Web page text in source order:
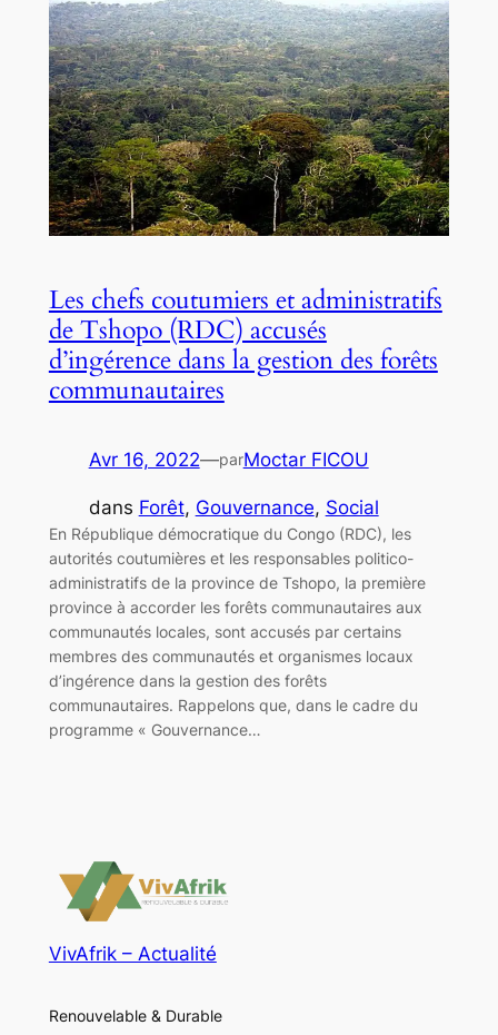
Les chefs coutumiers et administratifs
de Tshopo (RDC) accusés
d’ingérence dans la gestion des forêts
communautaires
Avr 16, 2022—parMoctar FICOU
dans Forêt, Gouvernance, Social
En République démocratique du Congo (RDC), les
autorités coutumières et les responsables politico-
administratifs de la province de Tshopo, la première
province à accorder les forêts communautaires aux
communautés locales, sont accusés par certains
membres des communautés et organismes locaux
d’ingérence dans la gestion des forêts
communautaires. Rappelons que, dans le cadre du
programme « Gouvernance…
VivAfrik – Actualité
Renouvelable & Durable